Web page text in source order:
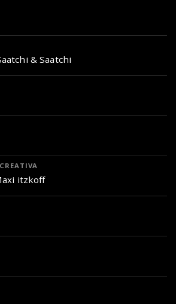
& Saatchi
itzkoff